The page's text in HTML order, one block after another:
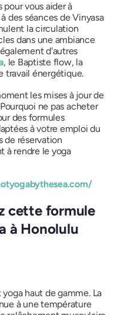
vous aider à
des séances de Vinyasa
la circulation
dans une ambiance
d'autres
, le Baptiste flow, la
travail énergétique.
les mises à jour de
ne pas acheter
des formules
à votre emploi du
de réservation
à rendre le yoga
cette formule
à Honolulu
haut de gamme. La
à une température